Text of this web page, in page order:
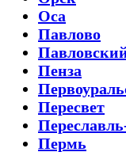
Оса
Павлово
Пенза
Пересвет
Пермь